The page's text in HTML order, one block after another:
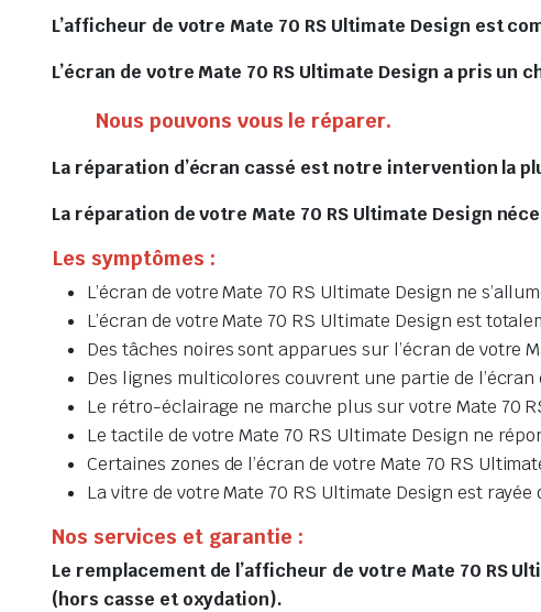
L’afficheur de votre Mate 70 RS Ultimate Design est
L’écran de votre Mate 70 RS Ultimate Design a pris
Nous pouvons vous le réparer.
La réparation d’écran cassé est notre intervention la
La réparation de votre Mate 70 RS Ultimate Design
Les symptômes :
L’écran de votre Mate 70 RS Ultimate Design ne
L’écran de votre Mate 70 RS Ultimate Design est
Des tâches noires sont apparues sur l’écran de votre
Des lignes multicolores couvrent une partie de l’écran
Le rétro-éclairage ne marche plus sur votre Mate 70
Le tactile de votre Mate 70 RS Ultimate Design ne
Certaines zones de l’écran de votre Mate 70 RS
La vitre de votre Mate 70 RS Ultimate Design est rayée
Nos services et garantie :
Le remplacement de l’afficheur de votre Mate 70 RS
(hors casse et oxydation).